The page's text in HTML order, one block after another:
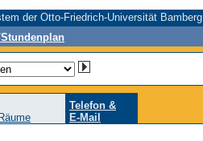
der Otto-Friedrich-Universität Bamberg
Räume
Telefon &
E-Mail